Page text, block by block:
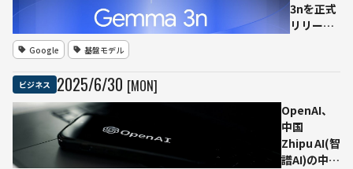
まで
完全
実施――
30
分の
3nを正式
リリース
可能なマ
ルチモー
ダルAI
Google 基盤モデル
ビジネス 2025/6/30 [MON]
OpenAI、
中国
Zhipu AI(智
譜AI)の中